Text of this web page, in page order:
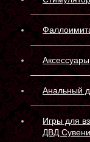
Аксессуары
Анальный
Игры для
ДВД